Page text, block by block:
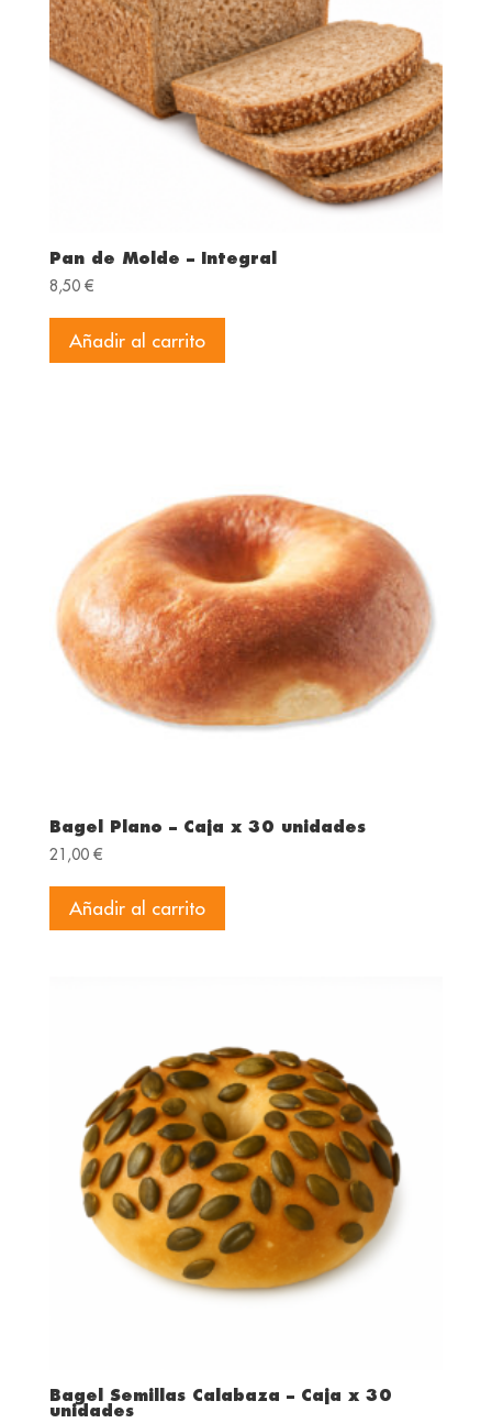
Pan de Molde – Integral
8,50 €
Añadir al carrito
Bagel Plano – Caja x 30 unidades
21,00 €
Añadir al carrito
Bagel Semillas Calabaza – Caja x 30
unidades